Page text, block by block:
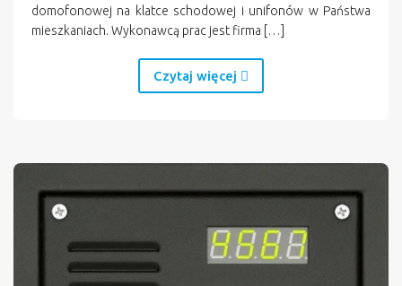
domofonowej na klatce schodowej i unifonów w Państwa
mieszkaniach. Wykonawcą prac jest firma […]
Czytaj więcej